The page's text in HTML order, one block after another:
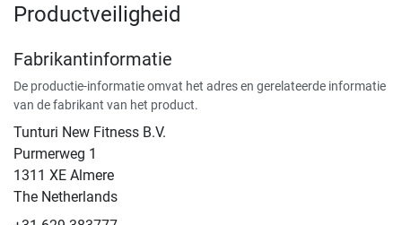
Productveiligheid
Fabrikantinformatie
De productie-informatie omvat het adres en gerelateerde informatie
van de fabrikant van het product.
Tunturi New Fitness B.V.
​Purmerweg 1
1311 XE Almere
The Netherlands